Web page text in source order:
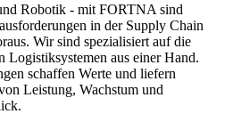
Robotik - mit FORTNA sind
in der Supply Chain
Wir sind spezialisiert auf die
Logistiksystemen aus einer Hand.
schaffen Werte und liefern
Leistung, Wachstum und